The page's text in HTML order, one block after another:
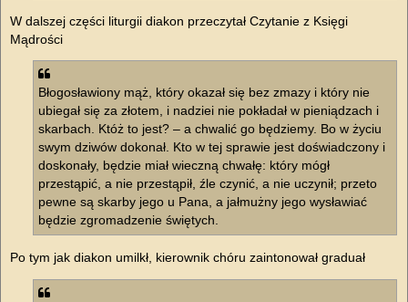
W dalszej części liturgii diakon przeczytał Czytanie z Księgi
Mądrości
Błogosławiony mąż, który okazał się bez zmazy i który nie
ubiegał się za złotem, i nadziei nie pokładał w pieniądzach i
skarbach. Któż to jest? – a chwalić go będziemy. Bo w życiu
swym dziwów dokonał. Kto w tej sprawie jest doświadczony i
doskonały, będzie miał wieczną chwałę: który mógł
przestąpić, a nie przestąpił, źle czynić, a nie uczynił; przeto
pewne są skarby jego u Pana, a jałmużny jego wysławiać
będzie zgromadzenie świętych.
Po tym jak diakon umilkł, kierownik chóru zaintonował graduał